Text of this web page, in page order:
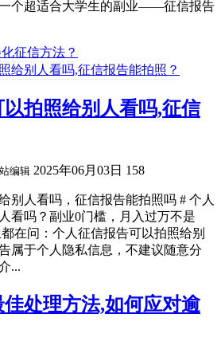
个超适合大学生的副业——征信报告
拍照给别人看吗,征信
编辑 2025年06月03日 158
别人看吗，征信报告能拍照吗 # 个人
看吗？副业0门槛，月入过万不是
在问：个人征信报告可以拍照给别
属于个人隐私信息，不建议随意分
...
处理方法,如何应对逾